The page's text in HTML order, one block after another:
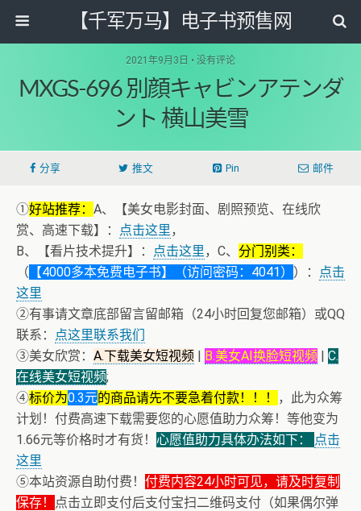
【千军万马】电子书预售网
2021年9月3日 • 没有评论
MXGS-696 別顔キャビンアテンダ
ント 横山美雪
分享 推文 Pin 邮件
①好站推荐： A、【美女电影封面、剧照预览、在线欣
赏、高速下载】：
点击这里，
B、【看片技术提升】：
点击这里，C、 分门别类：
（ 【4000多本免费电子书】（访问密码：4041） ）：
点击
这里
②有事请文章底部留言留邮箱（24小时回复您邮箱）或QQ
联系：
点这里联系我们
③美女欣赏： A.下载美女短视频 | B.美女AI换脸短视频 | C.
在线美女短视频;
④标价为0.3元的商品请先不要急着付款！！！
，此为众筹
计划！付费高速下载需要您的心愿值助力众筹！等他变为
1.66元等价格时才有货！ 心愿值助力具体办法如下：
点击
这里
⑤本站资源自助付费！ 付费内容24小时可见，请及时复制
保存！
点击立即支付后支付宝扫二维码支付（如果偶尔弹